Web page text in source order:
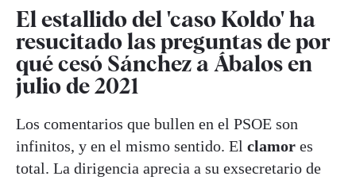
El estallido del 'caso Koldo' ha
resucitado las preguntas de por
qué cesó Sánchez a Ábalos en
julio de 2021
Los comentarios que bullen en el PSOE son
infinitos, y en el mismo sentido. El clamor es
total. La dirigencia aprecia a su exsecretario de